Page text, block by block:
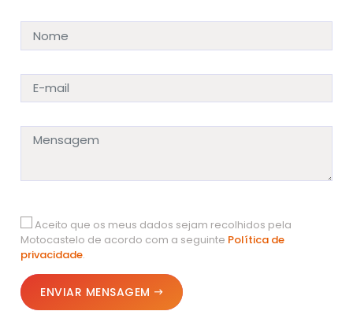
Aceito que os meus dados sejam recolhidos pela
Motocastelo de acordo com a seguinte Política de
privacidade.
ENVIAR MENSAGEM